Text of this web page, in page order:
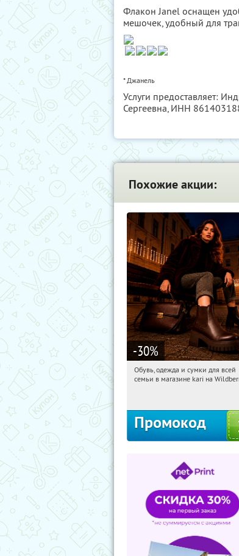
Флакон Janel оснащен
мешочек, удобный для
* Джанель
Услуги предоставляет:
Сергеевна, ИНН
Похожие акции:
-30%
08:51:31 Получили:
Обувь, одежда и сумки для всей
семьи в магазине kari на
Промокод